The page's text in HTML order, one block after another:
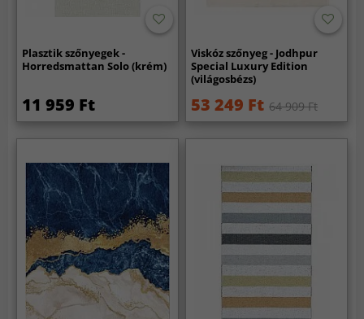
Plasztik szőnyegek -
Horredsmattan Solo (krém)
11 959 Ft
Viskóz szőnyeg - Jodhpur
Special Luxury Edition
(világosbézs)
53 249 Ft 64 909 Ft